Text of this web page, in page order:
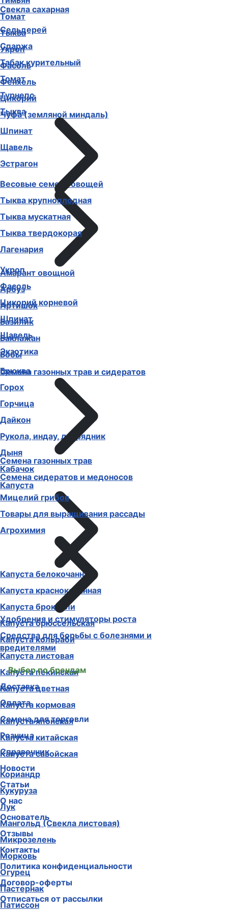
Томат
Тыква
Укроп
Фасоль
Фенхель
Цикорий
Чуфа (земляной миндаль)
Шпинат
Щавель
Эстрагон
Весовые семена овощей
Амарант овощной
Арбуз
Артишок
Базилик
Баклажан
Бобы
Брюква
Горох
Горчица
Дайкон
Рукола, индау, двурядник
Дыня
Кабачок
Капуста
Капуста белокочанная
Капуста краснокочанная
Капуста брокколи
Капуста брюссельская
Капуста кольраби
Капуста листовая
Капуста пекинская
Капуста цветная
Капуста кормовая
Капуста японская
Капуста китайская
Капуста савойская
Кориандр
Кукуруза
Лук
Мангольд (Свекла листовая)
Микрозелень
Морковь
Огурец
Пастернак
Патиссон
Свекла сахарная
Сельдерей
Спаржа
Табак курительный
Томат
Турнепс
Тыква
Тыква крупноплодная
Тыква мускатная
Тыква твердокорая
Лагенария
Укроп
Фасоль
Цикорий корневой
Шпинат
Щавель
Экзотика
Семена газонных трав и сидератов
Семена газонных трав
Семена сидератов и медоносов
Мицелий грибов
Товары для выращивания рассады
Агрохимия
Удобрения и стимуляторы роста
Средства для борьбы с болезнями и
вредителями
Выбор по брендам
Доставка
Оплата
Семена для торговли
Розница
Справочник
Новости
Статьи
О нас
Основатель
Отзывы
Контакты
Политика конфиденциальности
Договор-оферты
Отписаться от рассылки